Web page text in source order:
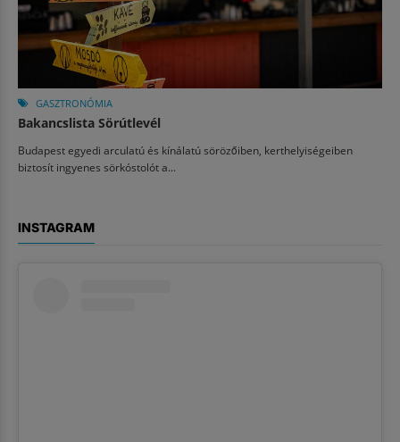
GASZTRONÓMIA
Bakancslista Sörútlevél
Budapest egyedi arculatú és kínálatú sörözőiben, kerthelyiségeiben
biztosít ingyenes sörkóstolót a...
INSTAGRAM